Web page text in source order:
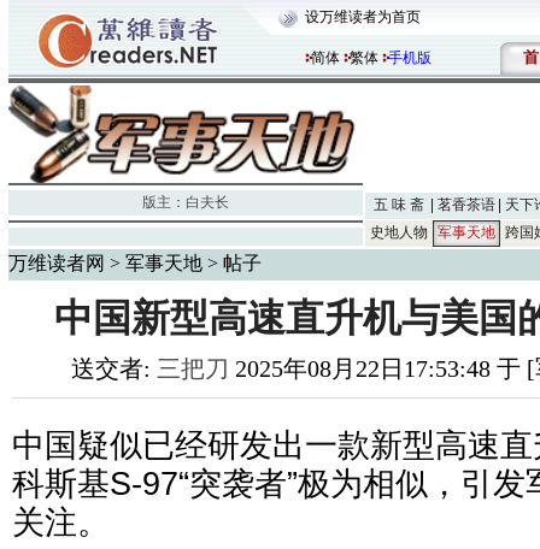
设万维读者为首页
简体 繁体 手机版 首
版主： 白夫长 五 味 斋 茗香茶语
天下
史地人物
军事天地 跨国
万维读者网 > 军事天地 > 帖子
中国新型高速直升机与美国
送交者: 三把刀 2025年08月22日17:53:48 于
中国疑似已经研发出一款新型高速
科斯基S-97“突袭者”极为相似，引
关注。